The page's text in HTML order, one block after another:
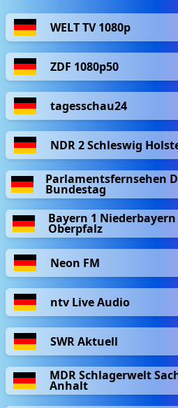
WELT TV 1080p
ZDF 1080p50
tagesschau24
NDR 2 Schleswig
Parlamentsfernsehen
Bundestag
Bayern 1
Oberpfalz
Neon FM
ntv Live Audio
SWR Aktuell
MDR Schlagerwelt
Anhalt